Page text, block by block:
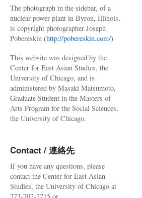
The photograph in the sidebar, of a
nuclear power plant in Byron, Illinois,
is copyright photographer Joseph
Pobereskin (http://pobereskin.com/)
This website was designed by the
Center for East Asian Studies, the
University of Chicago, and is
administered by Masaki Matsumoto,
Graduate Student in the Masters of
Arts Program for the Social Sciences,
the University of Chicago.
Contact / 連絡先
If you have any questions, please
contact the Center for East Asian
Studies, the University of Chicago at